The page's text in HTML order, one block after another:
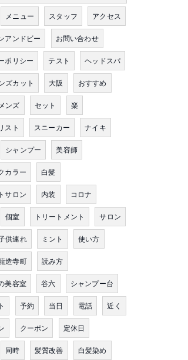
メニュー スタッフ アクセス
アンドビー お問い合わせ
ポリシー テスト ヘッドスパ
ズカット 大阪 おすすめ
メンズ セット 楽
スト スニーカー ナイキ
シャンプー 美容師
カラー 白髪
サロン 内装 コロナ
個室 トリートメント サロン
供連れ ミント 使い方
造寺町 読み方
美容室 谷六 シャンプー台
予約 当日 電話 近く
クーポン 定休日
同時 髪質改善 白髪染め